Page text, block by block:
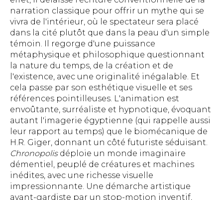
narration classique pour offrir un mythe qui se
vivra de l'intérieur, où le spectateur sera placé
dans la cité plutôt que dans la peau d'un simple
témoin. Il regorge d'une puissance
métaphysique et philosophique questionnant
la nature du temps, de la création et de
l'existence, avec une originalité inégalable. Et
cela passe par son esthétique visuelle et ses
références pointilleuses. L'animation est
envoûtante, surréaliste et hypnotique, évoquant
autant l'imagerie égyptienne (qui rappelle aussi
leur rapport au temps) que le biomécanique de
H.R. Giger, donnant un côté futuriste séduisant.
Chronopolisdéploie un monde imaginaire
démentiel, peuplé de créatures et machines
inédites, avec une richesse visuelle
impressionnante. Une démarche artistique
avant-gardiste par un stop-motion inventif,